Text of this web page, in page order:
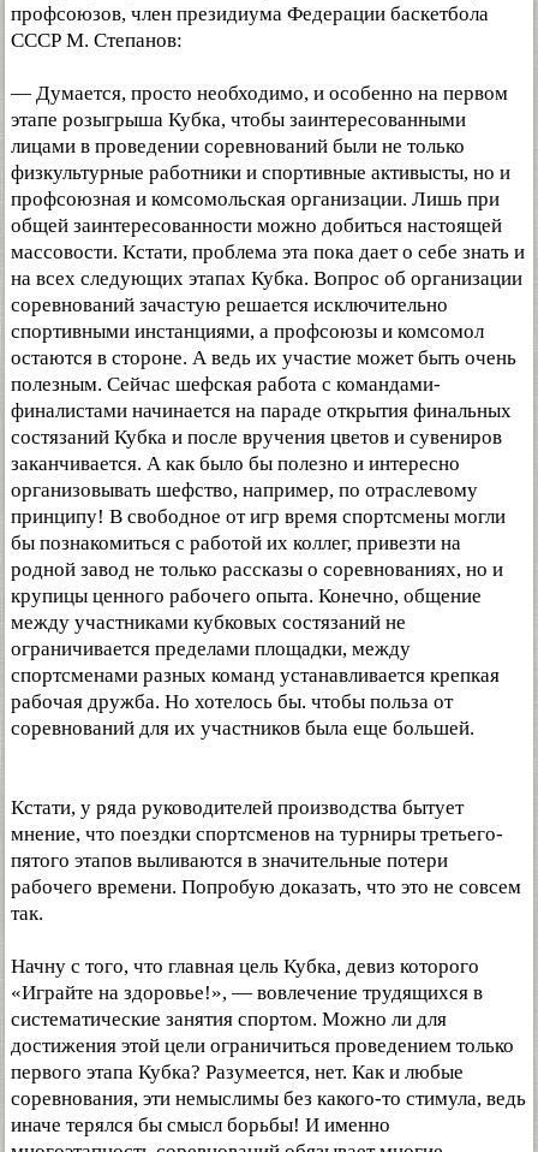
профсоюзов, член президиума Федерации баскетбола
СССР М. Степанов:
— Думается, просто необходимо, и особенно на первом
этапе розыгрыша Кубка, чтобы заинтересованными
лицами в проведении соревнований были не только
физкультурные работники и спортивные активысты, но и
профсоюзная и комсомольская организации. Лишь при
общей заинтересованности можно добиться настоящей
массовости. Кстати, проблема эта пока дает о себе знать и
на всех следующих этапах Кубка. Вопрос об организации
соревнований зачастую решается исключительно
спортивными инстанциями, а профсоюзы и комсомол
остаются в стороне. А ведь их участие может быть очень
полезным. Сейчас шефская работа с командами-
финалистами начинается на параде открытия финальных
состязаний Кубка и после вручения цветов и сувениров
заканчивается. А как было бы полезно и интересно
организовывать шефство, например, по отраслевому
принципу! В свободное от игр время спортсмены могли
бы познакомиться с работой их коллег, привезти на
родной завод не только рассказы о соревнованиях, но и
крупицы ценного рабочего опыта. Конечно, общение
между участниками кубковых состязаний не
ограничивается пределами площадки, между
спортсменами разных команд устанавливается крепкая
рабочая дружба. Но хотелось бы. чтобы польза от
соревнований для их участников была еще большей.
Кстати, у ряда руководителей производства бытует
мнение, что поездки спортсменов на турниры третьего-
пятого этапов выливаются в значительные потери
рабочего времени. Попробую доказать, что это не совсем
так.
Начну с того, что главная цель Кубка, девиз которого
«Играйте на здоровье!», — вовлечение трудящихся в
систематические занятия спортом. Можно ли для
достижения этой цели ограничиться проведением только
первого этапа Кубка? Разумеется, нет. Как и любые
соревнования, эти немыслимы без какого-то стимула, ведь
иначе терялся бы смысл борьбы! И именно